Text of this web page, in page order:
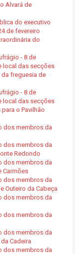
Alvará de
do executivo
de fevereiro
do
- 8 de
local das secções
freguesia de
- 8 de
local das secções
o Pavilhão
dos membros da
dos membros da
Redondo
dos membros da
Carmões
dos membros da
Outeiro da Cabeça
dos membros da
dos membros da
dos membros da
Cadeira
dos membros da